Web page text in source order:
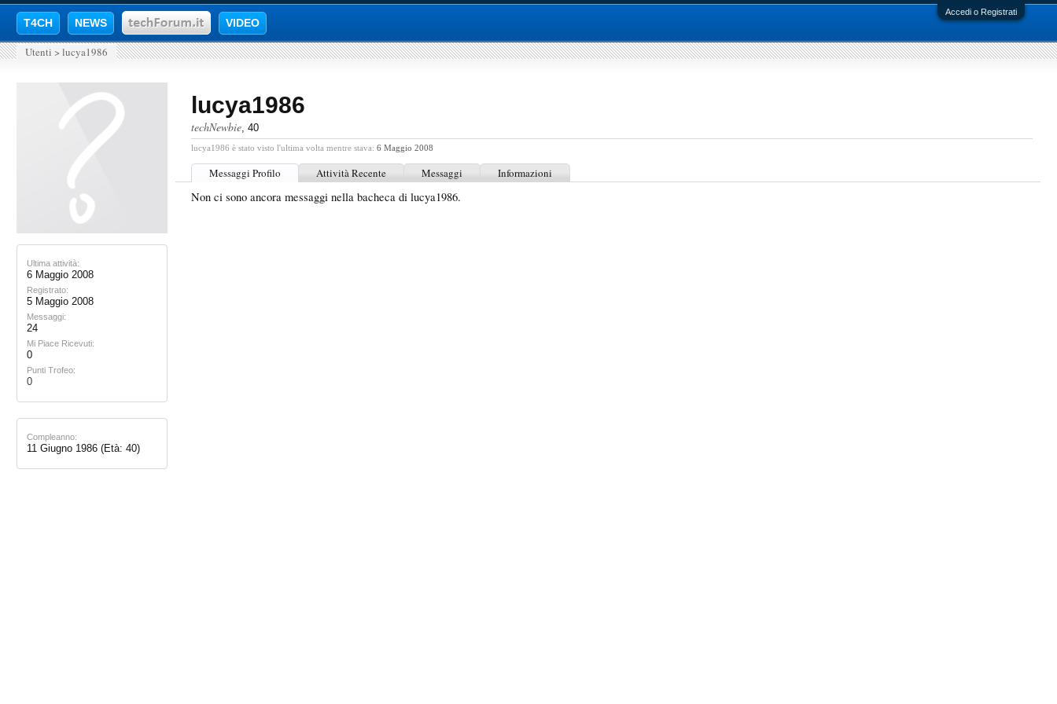
Accedi o Registrati
T4CH NEWS VIDEO
Utenti > lucya1986
Ultima attività:
6 Maggio 2008
Registrato:
5 Maggio 2008
Messaggi:
24
Mi Piace Ricevuti:
0
Punti Trofeo:
0
Compleanno:
11 Giugno 1986 (Età: 40)
lucya1986
techNewbie, 40
lucya1986 è stato visto l'ultima volta mentre stava: 6 Maggio 2008
Messaggi Profilo Attività Recente Messaggi Informazioni
Non ci sono ancora messaggi nella bacheca di lucya1986.